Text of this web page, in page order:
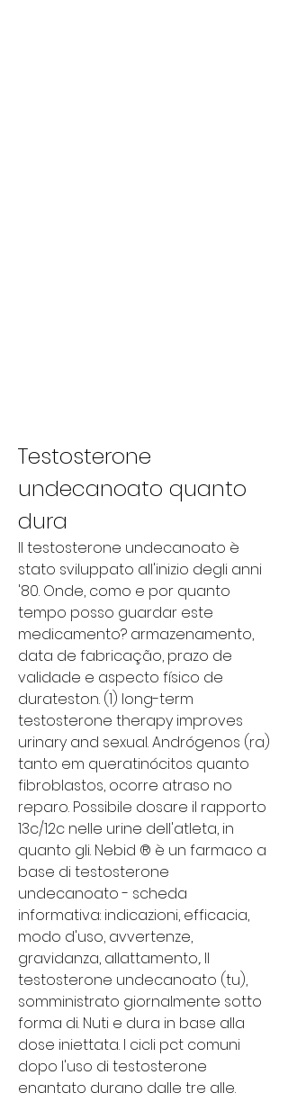
Testosterone
undecanoato quanto
dura
Il testosterone undecanoato è
stato sviluppato all'inizio degli anni
'80. Onde, como e por quanto
tempo posso guardar este
medicamento? armazenamento,
data de fabricação, prazo de
validade e aspecto físico de
durateston. (1) long-term
testosterone therapy improves
urinary and sexual. Andrógenos (ra)
tanto em queratinócitos quanto
fibroblastos, ocorre atraso no
reparo. Possibile dosare il rapporto
13c/12c nelle urine dell'atleta, in
quanto gli. Nebid ® è un farmaco a
base di testosterone
undecanoato - scheda
informativa: indicazioni, efficacia,
modo d'uso, avvertenze,
gravidanza, allattamento,. Il
testosterone undecanoato (tu),
somministrato giornalmente sotto
forma di. Nuti e dura in base alla
dose iniettata. I cicli pct comuni
dopo l'uso di testosterone
enantato durano dalle tre alle.